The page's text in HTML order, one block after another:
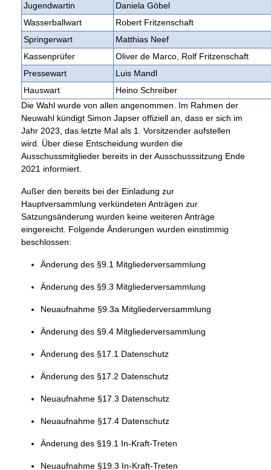
Jugendwartin
Daniela Göbel
Wasserballwart
Robert Fritzenschaft
Springerwart
Matthias Neef
Kassenprüfer
Oliver de Marco, Rolf Fritzenschaft
Pressewart
Luis Mandl
Hauswart
Heino Schreiber
Die Wahl wurde von allen angenommen. Im Rahmen der
Neuwahl kündigt Simon Japser offiziell an, dass er sich im
Jahr 2023, das letzte Mal als 1. Vorsitzender aufstellen
wird. Über diese Entscheidung wurden die
Ausschussmitglieder bereits in der Ausschusssitzung Ende
2021 informiert.
Außer den bereits bei der Einladung zur
Hauptversammlung verkündeten Anträgen zur
Satzungsänderung wurden keine weiteren Anträge
eingereicht. Folgende Änderungen wurden einstimmig
beschlossen:
Änderung des §9.1 Mitgliederversammlung
Änderung des §9.3 Mitgliederversammlung
Neuaufnahme §9.3a Mitgliederversammlung
Änderung des §9.4 Mitgliederversammlung
Änderung des §17.1 Datenschutz
Änderung des §17.2 Datenschutz
Neuaufnahme §17.3 Datenschutz
Neuaufnahme §17.4 Datenschutz
Änderung des §19.1 In-Kraft-Treten
Neuaufnahme §19.3 In-Kraft-Treten